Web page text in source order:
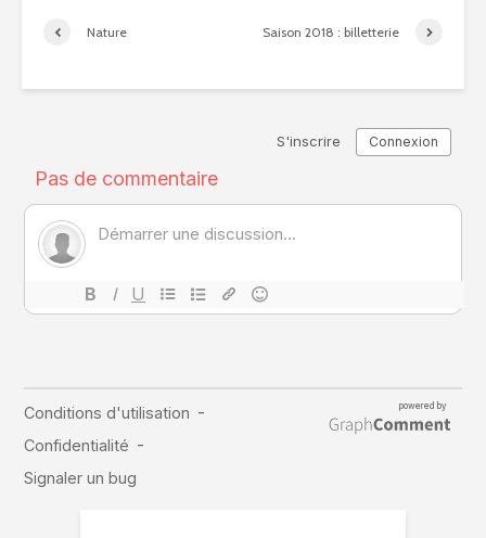
Nature Saison 2018 : billetterie